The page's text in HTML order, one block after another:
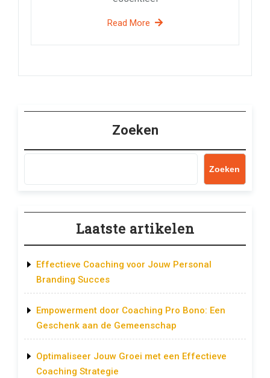
Read More
Zoeken
Zoeken
Laatste artikelen
Effectieve Coaching voor Jouw Personal
Branding Succes
Empowerment door Coaching Pro Bono: Een
Geschenk aan de Gemeenschap
Optimaliseer Jouw Groei met een Effectieve
Coaching Strategie